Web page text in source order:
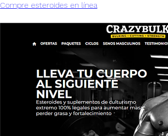
Compre esteroides en línea